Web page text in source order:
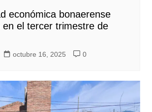
económica bonaerense
en el tercer trimestre de
octubre 16, 2025 0